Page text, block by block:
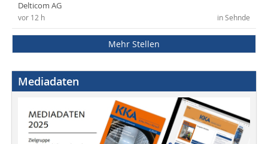
Delticom AG
in Sehnde
vor 12 h
Mehr Stellen
Mediadaten